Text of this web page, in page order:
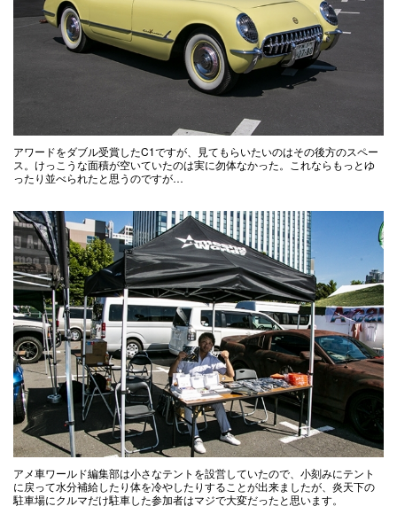
アワードをダブル受賞したC1ですが、見てもらいたいのはその後方のスペー
ス。けっこうな面積が空いていたのは実に勿体なかった。これならもっとゆ
ったり並べられたと思うのですが…
アメ車ワールド編集部は小さなテントを設営していたので、小刻みにテント
に戻って水分補給したり体を冷やしたりすることが出来ましたが、炎天下の
駐車場にクルマだけ駐車した参加者はマジで大変だったと思います。